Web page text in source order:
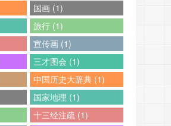
国画 (1)
旅行 (1)
宣传画 (1)
三才图会 (1)
中国历史大辞典 (1)
国家地理 (1)
十三经注疏 (1)